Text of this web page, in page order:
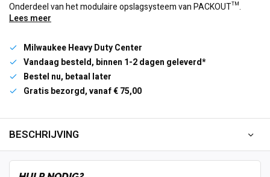
Onderdeel van het modulaire opslagsysteem van PACKOUT™.
Lees meer
Milwaukee Heavy Duty Center
Vandaag besteld, binnen 1-2 dagen geleverd*
Bestel nu, betaal later
Gratis bezorgd, vanaf € 75,00
BESCHRIJVING